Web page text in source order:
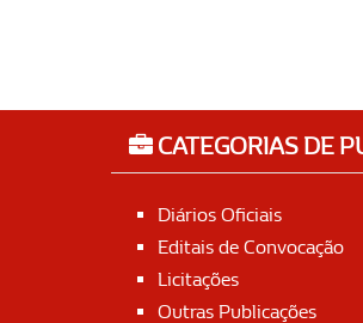
CATEGORIAS DE
Diários Oficiais
Editais de Convocação
Licitações
Outras Publicações